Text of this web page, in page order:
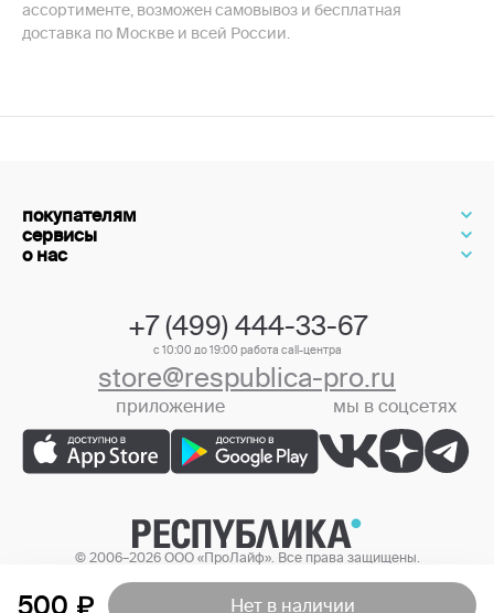
500 Нет в наличии
ассортименте, возможен самовывоз и бесплатная
доставка по Москве и всей России.
покупателям
сервисы
о нас
+7 (499) 444-33-67
с 10:00 до 19:00 работа call-центра
store@respublica-pro.ru
приложение мы в соцсетях
© 2006–2026 ООО «ПроЛайф». Все права защищены.